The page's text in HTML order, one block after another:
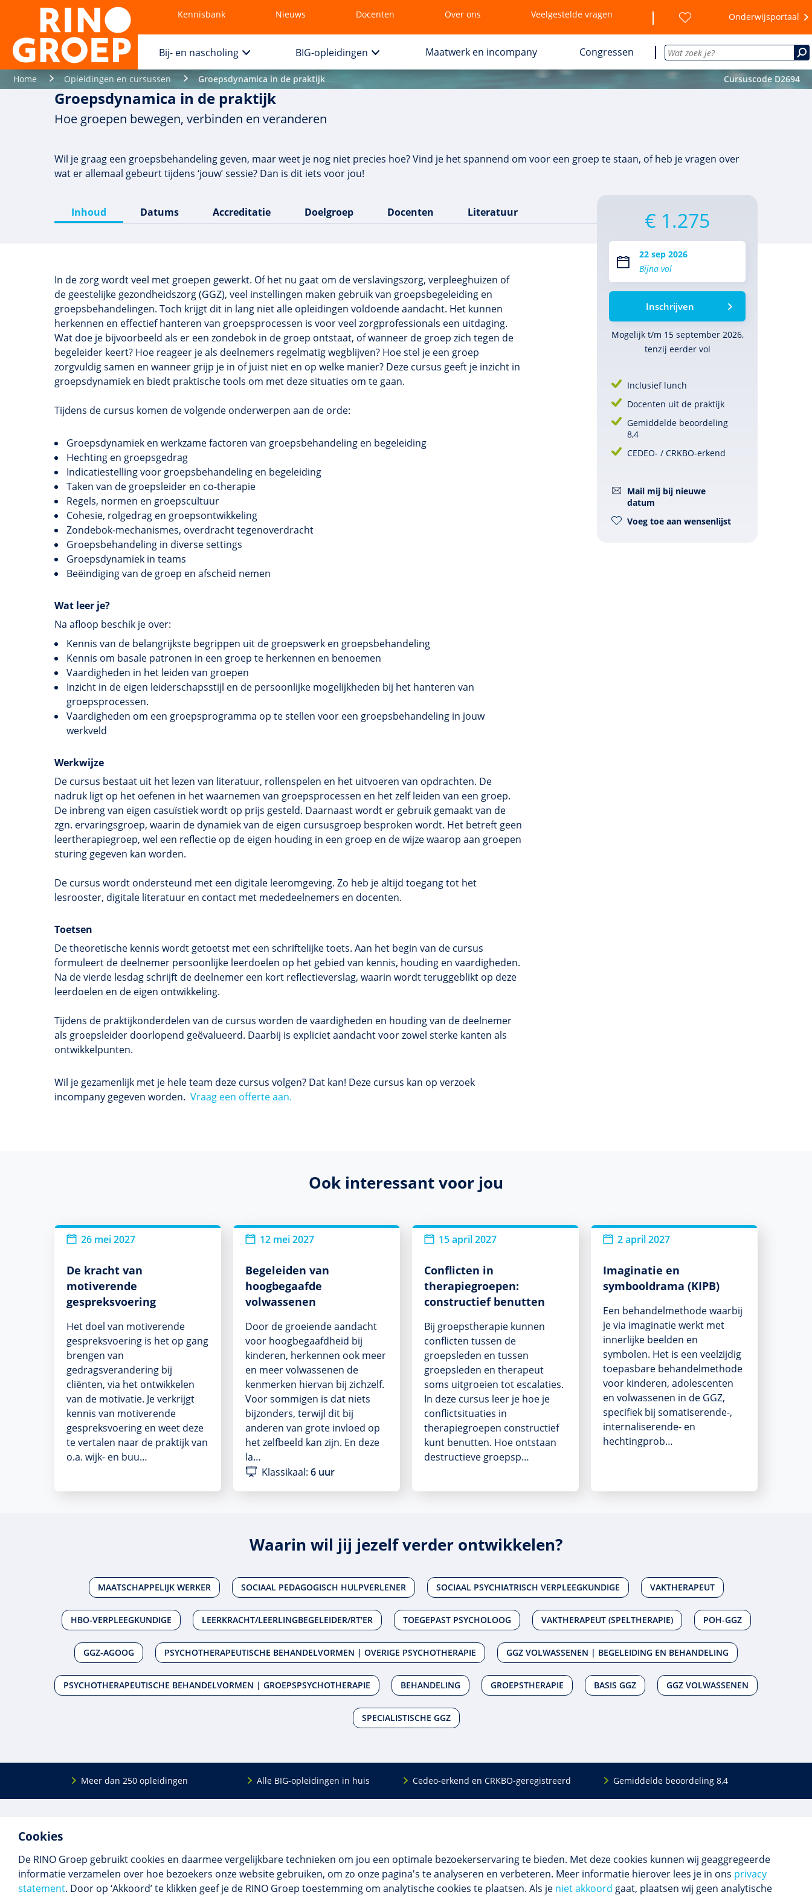
Cookies
De RINO Groep gebruikt cookies en daarmee vergelijkbare technieken om jou een optimale bezoekerservaring te bieden. Met deze cookies kunnen wij geaggregeerde
informatie verzamelen over hoe bezoekers onze website gebruiken, om zo onze pagina's te analyseren en verbeteren. Meer informatie hierover lees je in ons privacy
statement. Door op ‘Akkoord’ te klikken geef je de RINO Groep toestemming om analytische cookies te plaatsen. Als je niet akkoord gaat, plaatsen wij geen analytische
Kennisbank Nieuws Docenten Over ons Veelgestelde vragen Onderwijsportaal
Bij- en nascholing BIG-opleidingen Maatwerk en incompany Congressen
Home Opleidingen en cursussen Groepsdynamica in de praktijk Cursuscode D2694
Groepsdynamica in de praktijk
Hoe groepen bewegen, verbinden en veranderen
Wil je graag een groepsbehandeling geven, maar weet je nog niet precies hoe? Vind je het spannend om voor een groep te staan, of heb je vragen over
wat er allemaal gebeurt tijdens ‘jouw’ sessie? Dan is dit iets voor jou!
€ 1.275
22 sep 2026
Bijna vol
Inschrijven
Mogelijk t/m 15 september 2026,
tenzij eerder vol
Inclusief lunch
Docenten uit de praktijk
Gemiddelde beoordeling
8,4
CEDEO- / CRKBO-erkend
Mail mij bij nieuwe
datum
Voeg toe aan wensenlijst
Inhoud Datums Accreditatie Doelgroep Docenten Literatuur
In de zorg wordt veel met groepen gewerkt. Of het nu gaat om de verslavingszorg, verpleeghuizen of
de geestelijke gezondheidszorg (GGZ), veel instellingen maken gebruik van groepsbegeleiding en
groepsbehandelingen. Toch krijgt dit in lang niet alle opleidingen voldoende aandacht. Het kunnen
herkennen en effectief hanteren van groepsprocessen is voor veel zorgprofessionals een uitdaging.
Wat doe je bijvoorbeeld als er een zondebok in de groep ontstaat, of wanneer de groep zich tegen de
begeleider keert? Hoe reageer je als deelnemers regelmatig wegblijven? Hoe stel je een groep
zorgvuldig samen en wanneer grijp je in of juist niet en op welke manier? Deze cursus geeft je inzicht in
groepsdynamiek en biedt praktische tools om met deze situaties om te gaan.
Tijdens de cursus komen de volgende onderwerpen aan de orde:
Groepsdynamiek en werkzame factoren van groepsbehandeling en begeleiding
Hechting en groepsgedrag
Indicatiestelling voor groepsbehandeling en begeleiding
Taken van de groepsleider en co-therapie
Regels, normen en groepscultuur
Cohesie, rolgedrag en groepsontwikkeling
Zondebok-mechanismes, overdracht tegenoverdracht
Groepsbehandeling in diverse settings
Groepsdynamiek in teams
Beëindiging van de groep en afscheid nemen
Wat leer je?
Na afloop beschik je over:
Kennis van de belangrijkste begrippen uit de groepswerk en groepsbehandeling
Kennis om basale patronen in een groep te herkennen en benoemen
Vaardigheden in het leiden van groepen
Inzicht in de eigen leiderschapsstijl en de persoonlijke mogelijkheden bij het hanteren van
groepsprocessen.
Vaardigheden om een groepsprogramma op te stellen voor een groepsbehandeling in jouw
werkveld
Werkwijze
De cursus bestaat uit het lezen van literatuur, rollenspelen en het uitvoeren van opdrachten. De
nadruk ligt op het oefenen in het waarnemen van groepsprocessen en het zelf leiden van een groep.
De inbreng van eigen casuïstiek wordt op prijs gesteld. Daarnaast wordt er gebruik gemaakt van de
zgn. ervaringsgroep, waarin de dynamiek van de eigen cursusgroep besproken wordt. Het betreft geen
leertherapiegroep, wel een reflectie op de eigen houding in een groep en de wijze waarop aan groepen
sturing gegeven kan worden.
De cursus wordt ondersteund met een digitale leeromgeving. Zo heb je altijd toegang tot het
lesrooster, digitale literatuur en contact met mededeelnemers en docenten.
Toetsen
De theoretische kennis wordt getoetst met een schriftelijke toets. Aan het begin van de cursus
formuleert de deelnemer persoonlijke leerdoelen op het gebied van kennis, houding en vaardigheden.
Na de vierde lesdag schrijft de deelnemer een kort reflectieverslag, waarin wordt teruggeblikt op deze
leerdoelen en de eigen ontwikkeling.
Tijdens de praktijkonderdelen van de cursus worden de vaardigheden en houding van de deelnemer
als groepsleider doorlopend geëvalueerd. Daarbij is expliciet aandacht voor zowel sterke kanten als
ontwikkelpunten.
Wil je gezamenlijk met je hele team deze cursus volgen? Dat kan! Deze cursus kan op verzoek
incompany gegeven worden. Vraag een offerte aan.
Ook interessant voor jou
26 mei 2027
De kracht van
motiverende
gespreksvoering
Het doel van motiverende
gespreksvoering is het op gang
brengen van
gedragsverandering bij
cliënten, via het ontwikkelen
van de motivatie. Je verkrijgt
kennis van motiverende
gespreksvoering en weet deze
te vertalen naar de praktijk van
o.a. wijk- en buu…
12 mei 2027
Begeleiden van
hoogbegaafde
volwassenen
Door de groeiende aandacht
voor hoogbegaafdheid bij
kinderen, herkennen ook meer
en meer volwassenen de
kenmerken hiervan bij zichzelf.
Voor sommigen is dat niets
bijzonders, terwijl dit bij
anderen van grote invloed op
het zelfbeeld kan zijn. En deze
la…
Klassikaal: 6 uur
15 april 2027
Conflicten in
therapiegroepen:
constructief benutten
Bij groepstherapie kunnen
conflicten tussen de
groepsleden en tussen
groepsleden en therapeut
soms uitgroeien tot escalaties.
In deze cursus leer je hoe je
conflictsituaties in
therapiegroepen constructief
kunt benutten. Hoe ontstaan
destructieve groepsp…
2 april 2027
Imaginatie en
symbooldrama (KIPB)
Een behandelmethode waarbij
je via imaginatie werkt met
innerlijke beelden en
symbolen. Het is een veelzijdig
toepasbare behandelmethode
voor kinderen, adolescenten
en volwassenen in de GGZ,
specifiek bij somatiserende-,
internaliserende- en
hechtingprob…
Waarin wil jij jezelf verder ontwikkelen?
MAATSCHAPPELIJK WERKER SOCIAAL PEDAGOGISCH HULPVERLENER SOCIAAL PSYCHIATRISCH VERPLEEGKUNDIGE VAKTHERAPEUT
HBO-VERPLEEGKUNDIGE LEERKRACHT/LEERLINGBEGELEIDER/RT'ER TOEGEPAST PSYCHOLOOG VAKTHERAPEUT (SPELTHERAPIE) POH-GGZ
GGZ-AGOOG PSYCHOTHERAPEUTISCHE BEHANDELVORMEN | OVERIGE PSYCHOTHERAPIE GGZ VOLWASSENEN | BEGELEIDING EN BEHANDELING
PSYCHOTHERAPEUTISCHE BEHANDELVORMEN | GROEPSPSYCHOTHERAPIE BEHANDELING GROEPSTHERAPIE BASIS GGZ GGZ VOLWASSENEN
SPECIALISTISCHE GGZ
Meer dan 250 opleidingen Alle BIG-opleidingen in huis Cedeo-erkend en CRKBO-geregistreerd Gemiddelde beoordeling 8,4
voor mensen die werken met mensen met
een psychische kwets­baar­heid. Samen met
onze top­docenten bieden we innova­tieve
opleidingen, cursussen en congres­sen op
BIG-opleidingen
Maatwerk en incompany
Praktijkinstellingen
Veelgestelde vragen
Contact
Algemene voorwaarden
aanbod en ons laatste nieuws.